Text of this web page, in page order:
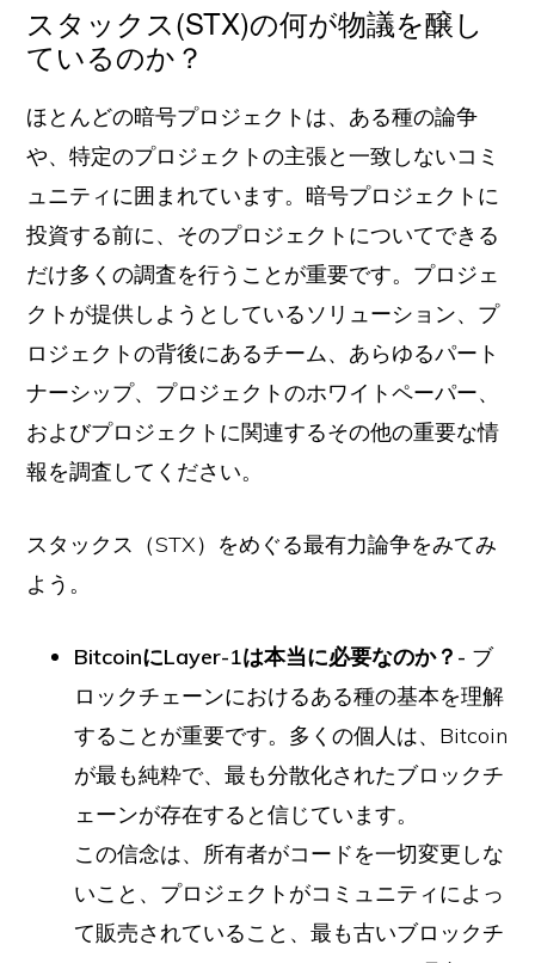
スタックス(STX)の何が物議を醸し
ているのか？
ほとんどの暗号プロジェクトは、ある種の論争
や、特定のプロジェクトの主張と一致しないコミ
ュニティに囲まれています。暗号プロジェクトに
投資する前に、そのプロジェクトについてできる
だけ多くの調査を行うことが重要です。プロジェ
クトが提供しようとしているソリューション、プ
ロジェクトの背後にあるチーム、あらゆるパート
ナーシップ、プロジェクトのホワイトペーパー、
およびプロジェクトに関連するその他の重要な情
報を調査してください。
スタックス（STX）をめぐる最有力論争をみてみ
よう。
BitcoinにLayer-1は本当に必要なのか？- ブ
ロックチェーンにおけるある種の基本を理解
することが重要です。多くの個人は、Bitcoin
が最も純粋で、最も分散化されたブロックチ
ェーンが存在すると信じています。
この信念は、所有者がコードを一切変更しな
いこと、プロジェクトがコミュニティによっ
て販売されていること、最も古いブロックチ